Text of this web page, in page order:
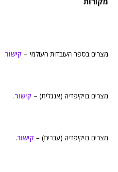
מצרים בספר העובדות העולמי – קישור.
מצרים בויקיפדיה (אנגלית) – קישור.
מצרים בויקיפדיה (עברית) – קישור.